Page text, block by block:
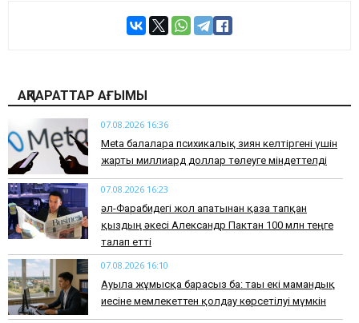
АҚПАРАТТАР АҒЫМЫ
07.08.2026 16:36
Meta балаларға психикалық зиян келтіргені үшін
жарты миллиард доллар төлеуге міндеттелді
07.08.2026 16:23
әл-Фарабидегі жол апатынан қаза тапқан
қыздың әкесі Александр Пактан 100 млн теңге
талап етті
07.08.2026 16:10
Ауылға жұмысқа барасыз ба: тағы екі мамандық
иесіне мемлекеттен қолдау көрсетілуі мүмкін